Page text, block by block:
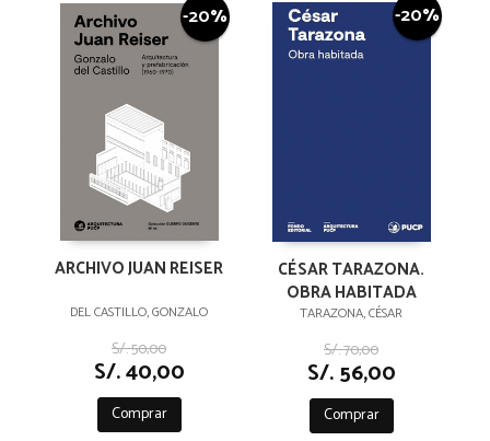
-20%
ARCHIVO JUAN REISER
DEL CASTILLO, GONZALO
S/. 50,00
S/. 40,00
Comprar
-20%
CÉSAR TARAZONA.
OBRA HABITADA
TARAZONA, CÉSAR
S/. 70,00
S/. 56,00
Comprar